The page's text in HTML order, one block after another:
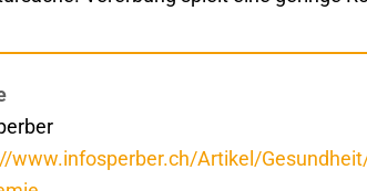
www.infosperber.ch/Artikel/